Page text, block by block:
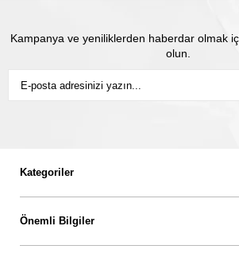
Kampanya ve yeniliklerden haberdar olmak
olun.
Kategoriler
Önemli Bilgiler